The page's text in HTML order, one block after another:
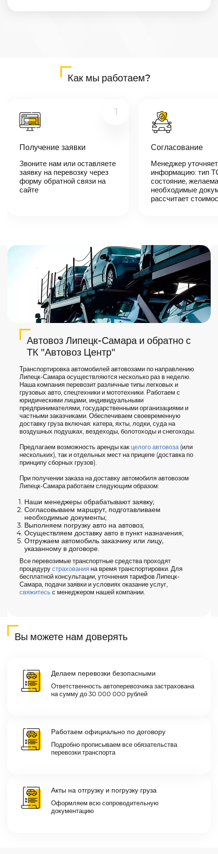
менеджер-
свяжется с
вами,
согласует
детали
автоперевозки,
Как мы работаем?
1
Получение заявки
Звоните нам или оставляете
заявку на перевозку через
форму обратной связи на
сайте
Согласование
Менеджер уточняет
информацию: тип
состояние,
необходимые
рассчитает
Автовоз Липецк-Самара и обратно с
ТК "Автовоз Центр"
Транспортировка автомобилей автовозами по направлению
Липецк-Самара осуществляются несколько раз в неделю.
Наша компания перевозит различные типы легковых и
грузовых авто, спецтехники и мототехники. Работаем с
юридическими лицами, индивидуальными
предпринимателями, государственными организациями и
частными заказчиками. Обеспечиваем своевременную
доставку груза включая: катера, яхты, лодки, суда на
воздушных подушках, вездеходы, болотоходы и снегоходы.
Предлагаем возможность аренды как целого автовоза(или
нескольких), так и отдельных мест на прицепе (доставка по
принципу сборных грузов).
При получении заказа на доставку автомобиля автовозом
Липецк-Самара работаем следующим образом:
Наши менеджеры обрабатывают заявку;
Согласовываем маршрут, подготавливаем
необходимые документы;
Выполняем погрузку авто на автовоз;
Осуществляем доставку авто в пункт назначения;
Отгружаем автомобиль заказчику или лицу,
указанному в договоре.
Все перевозимые транспортные средства проходят
процедуру страхования на время транспортировки. Для
бесплатной консультации, уточнения тарифов Липецк-
Самара, подачи заявки и условиях оказание услуг,
свяжитесь с менеджером нашей компании.
Вы можете нам доверять
Делаем перевозки безопасными
Ответственность автоперевозчика застрахована
на сумму до 30 000 000 рублей
Работаем официально по договору
Подробно прописываем все обязательства
перевозки транспорта
Акты на отгрузку и погрузку груза
Оформляем всю сопроводительную
документацию